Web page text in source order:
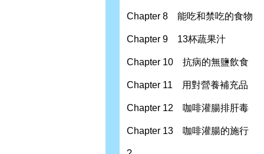
Chapter 8 能吃和禁吃的食物
Chapter 9 13杯蔬果汁
Chapter 10 抗病的無鹽飲食
Chapter 11 用對營養補充品
Chapter 12 咖啡灌腸排肝毒
Chapter 13 咖啡灌腸的施行